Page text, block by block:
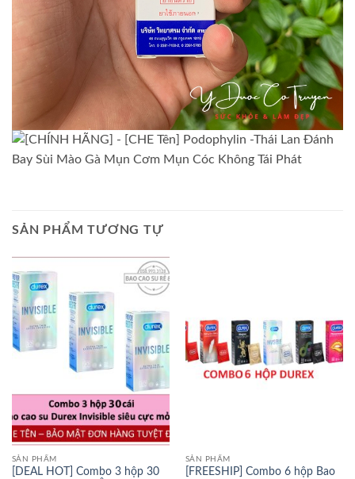
SẢN PHẨM TƯƠNG TỰ
SẢN PHẨM
[DEAL HOT] Combo 3 hộp 30
SẢN PHẨM
[FREESHIP] Combo 6 hộp Bao